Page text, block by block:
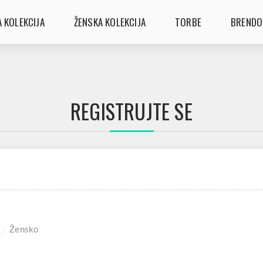
KOLEKCIJA ŽENSKA KOLEKCIJA TORBE
REGISTRUJTE SE
Žensko